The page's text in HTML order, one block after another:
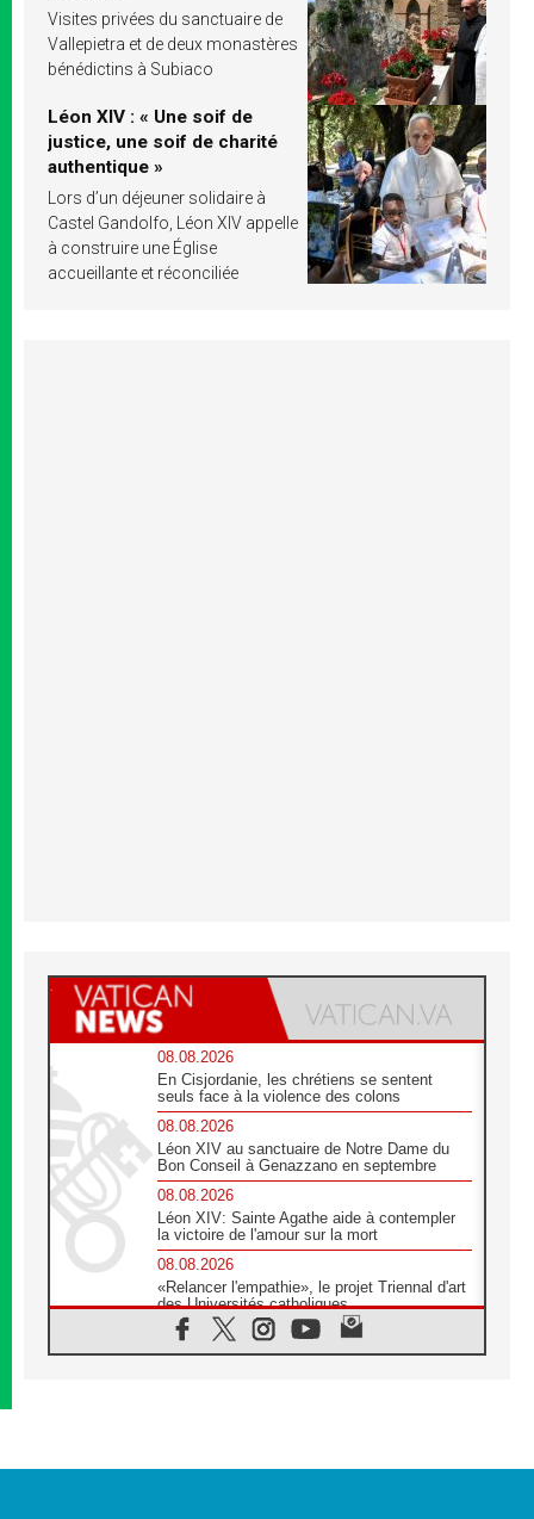
Visites privées du sanctuaire de
Vallepietra et de deux monastères
bénédictins à Subiaco
Léon XIV : « Une soif de
justice, une soif de charité
authentique »
Lors d’un déjeuner solidaire à
Castel Gandolfo, Léon XIV appelle
à construire une Église
accueillante et réconciliée
08.08.2026
En Cisjordanie, les chrétiens se sentent
seuls face à la violence des colons
08.08.2026
Léon XIV au sanctuaire de Notre Dame du
Bon Conseil à Genazzano en septembre
08.08.2026
Léon XIV: Sainte Agathe aide à contempler
la victoire de l'amour sur la mort
08.08.2026
«Relancer l'empathie», le projet Triennal d'art
des Universités catholiques
08.08.2026
Signis 2026, donner la parole aux religieuses
07.08.2026